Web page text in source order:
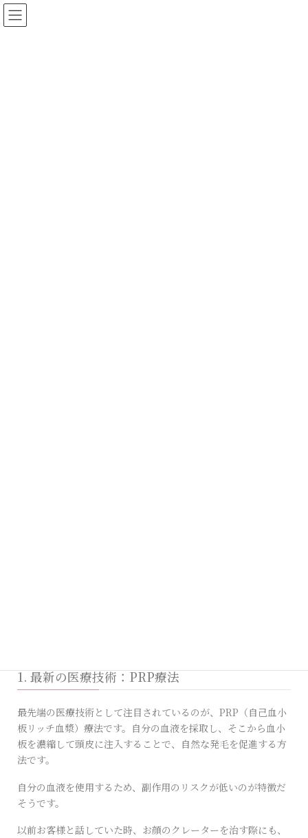
1. 最新の医療技術：PRP療法
最先端の医療技術として注目されているのが、PRP（自己血小
板リッチ血漿）療法です。自分の血液を採取し、そこから血小
板を濃縮して頭皮に注入することで、自然な発毛を促進する方
法です。
自分の血液を使用するため、副作用のリスクが低いのが特徴だ
そうです。
以前お客様と話していた時、お顔のクレーターを治す際にも、